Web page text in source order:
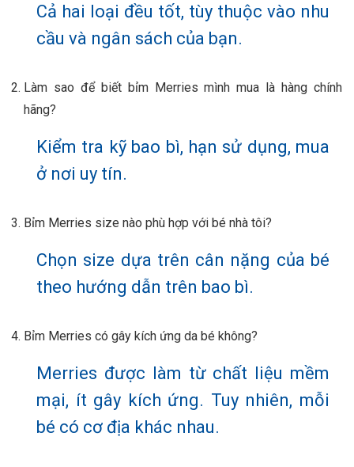
Cả hai loại đều tốt, tùy thuộc vào nhu
cầu và ngân sách của bạn.
Làm sao để biết bỉm Merries mình mua là hàng chính
hãng?
Kiểm tra kỹ bao bì, hạn sử dụng, mua
ở nơi uy tín.
Bỉm Merries size nào phù hợp với bé nhà tôi?
Chọn size dựa trên cân nặng của bé
theo hướng dẫn trên bao bì.
Bỉm Merries có gây kích ứng da bé không?
Merries được làm từ chất liệu mềm
mại, ít gây kích ứng. Tuy nhiên, mỗi
bé có cơ địa khác nhau.